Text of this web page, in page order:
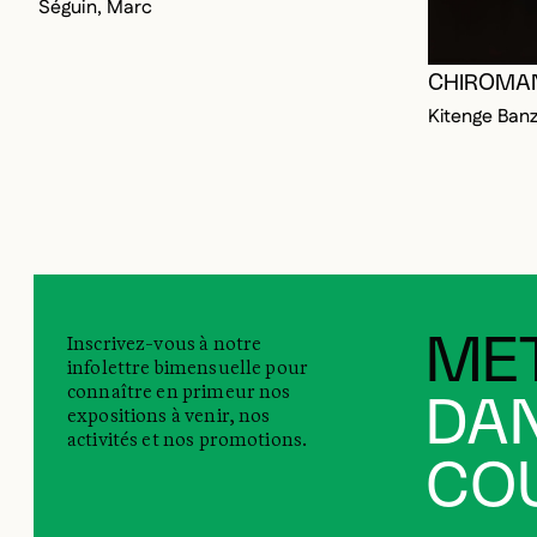
Séguin, Marc
Kitenge
Inscrivez-vous à notre
infolettre bimensuelle pour
connaître en primeur nos
expositions à venir, nos
activités et nos promotions.